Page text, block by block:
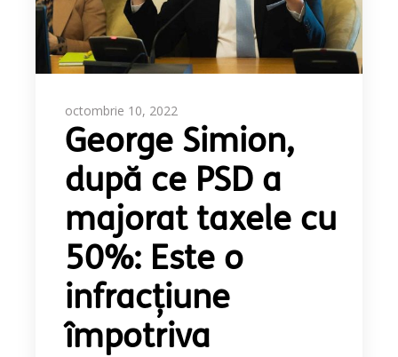
octombrie 10, 2022
George Simion,
după ce PSD a
majorat taxele cu
50%: Este o
infracțiune
împotriva